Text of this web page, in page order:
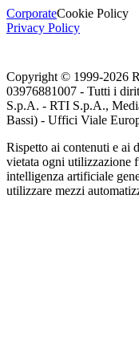
CorporateCookie Policy
Privacy Policy
Copyright © 1999-2026
03976881007 - Tutti i
S.p.A. - RTI S.p.A.,
Bassi) - Uffici Viale
Rispetto ai contenuti e ai
vietata ogni utilizzazione
intelligenza artificiale
utilizzare mezzi